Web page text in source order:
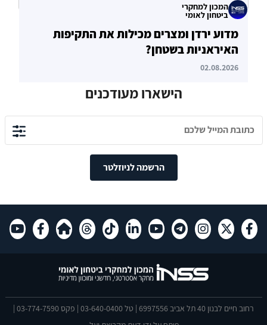
המכון למחקרי
ביטחון לאומי
מדוע ירדן ומצרים מכילות את התקיפות
האיראניות בשטחן?
02.08.2026
הישארו מעודכנים
הרשמה לניוזלטר
רחוב חיים לבנון 40 תל אביב 6997556 | טל 03-640-0400 | פקס 03-774-7590 |